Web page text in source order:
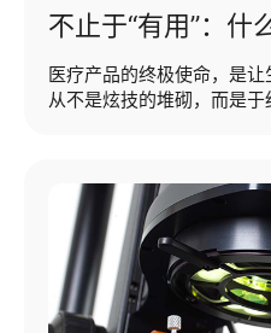
不止于“有用”：什
医疗产品的终极使命，是让
从不是炫技的堆砌，而是
的具象表达。它不仅要满
求，也要减轻患者面对医
要兼顾产品在不同使用场
么才是好的医疗产品外观
能被认为是好的设计吗？·
（我们的设计能被认为是好